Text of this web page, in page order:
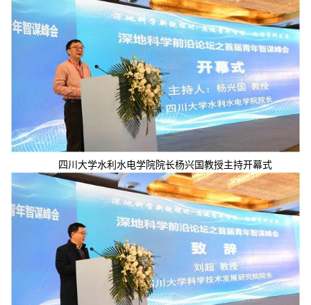
四川大学水利水电学院院长杨兴国教授主持开幕式